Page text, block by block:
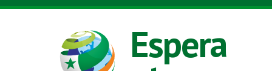
Skip to main content
Espera